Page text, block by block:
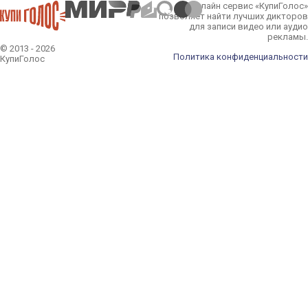
© 2013 - 2026
КупиГолос
Онлайн сервис «КупиГолос»
позволяет найти лучших дикторов
для записи видео или аудио
рекламы.
Политика конфиденциальности